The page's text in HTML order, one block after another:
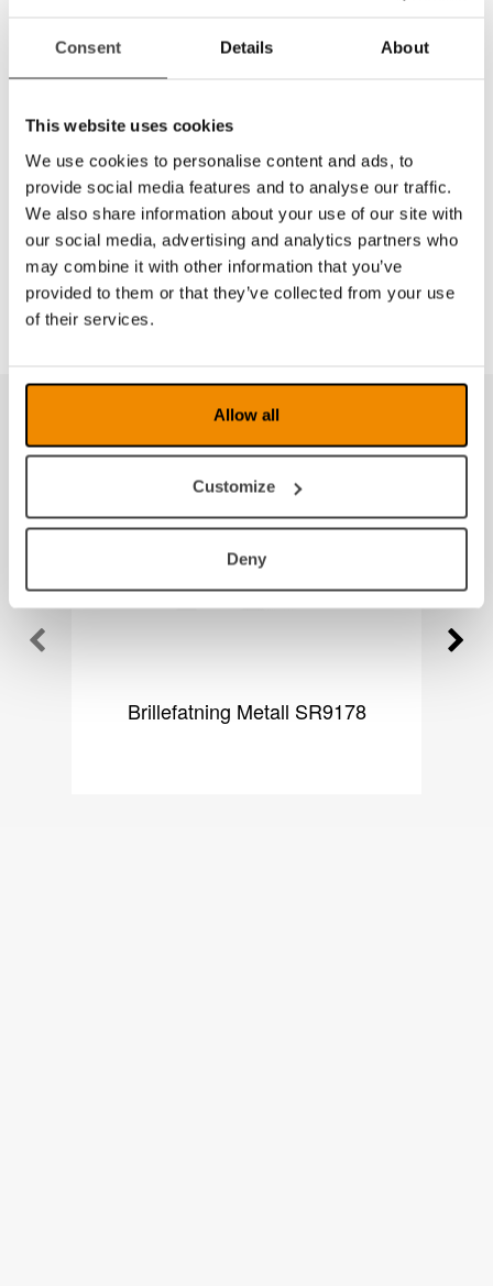
Consent Details About
This website uses cookies
We use cookies to personalise content and ads, to
provide social media features and to analyse our traffic.
We also share information about your use of our site with
our social media, advertising and analytics partners who
may combine it with other information that you’ve
provided to them or that they’ve collected from your use
of their services.
Allow all
Customize
Deny
brille)
våre filterglass i alle styrker.
Denne modellen er en damemodell uten filter og
uten glass.
Leveres i flott etui!
Produkter fra samme kategori
Brillefatning Metall SR9178